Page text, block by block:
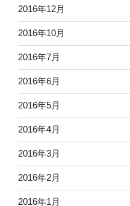
2016年12月
2016年10月
2016年7月
2016年6月
2016年5月
2016年4月
2016年3月
2016年2月
2016年1月